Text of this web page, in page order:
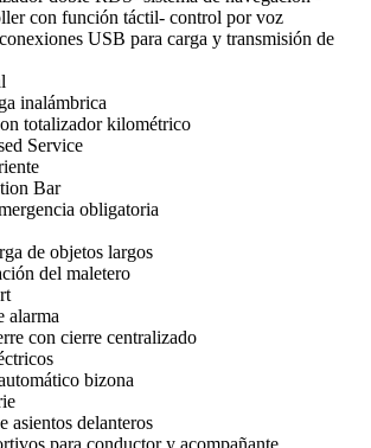
con función táctil- control por voz
USB para carga y transmisión de
inalámbrica
totalizador kilométrico
Service
Bar
obligatoria
de objetos largos
del maletero
alarma
con cierre centralizado
bizona
asientos delanteros
para conductor y acompañante